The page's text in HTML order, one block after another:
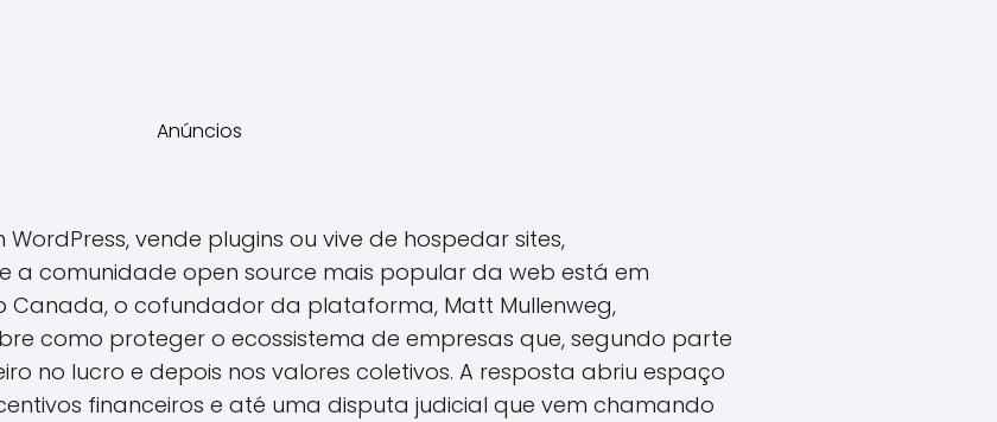
Anúncios
vende plugins ou vive de hospedar sites,
a comunidade open source mais popular da web está em
Canada, o cofundador da plataforma, Matt Mullenweg,
como proteger o ecossistema de empresas que, segundo parte
no lucro e depois nos valores coletivos. A resposta abriu espaço
financeiros e até uma disputa judicial que vem chamando